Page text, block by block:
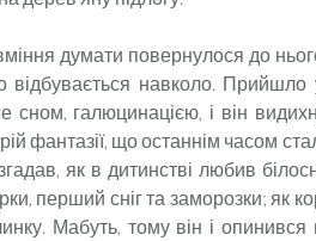
думати повернулося до
відбувається навколо.
сном, галюцинацією, і він
фантазії, що останнім часом
як в дитинстві любив
перший сніг та заморозки; як
Мабуть, тому він і